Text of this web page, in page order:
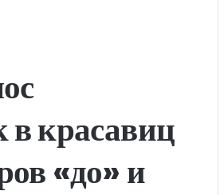
красавиц
«до» и